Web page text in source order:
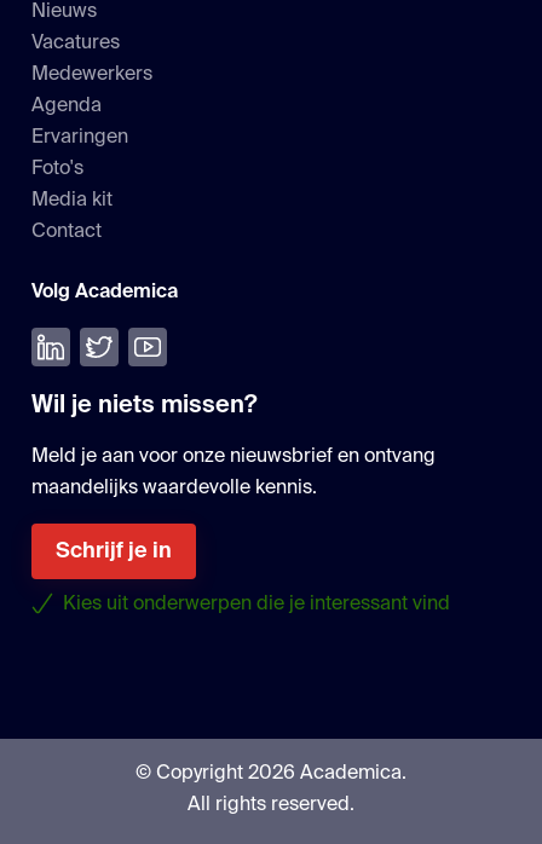
Nieuws
Vacatures
Medewerkers
Agenda
Ervaringen
Foto's
Media kit
Contact
Volg Academica
Volg ons op LinkedIn
Volg ons op Twitter
Bekijk onze YouTube
Wil je niets missen?
Meld je aan voor onze nieuwsbrief en ontvang
maandelijks waardevolle kennis.
Schrijf je in
Kies uit onderwerpen die je interessant vind
© Copyright 2026 Academica.
All rights reserved.